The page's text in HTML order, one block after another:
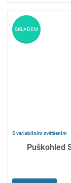
S variabilním zvětšením
Puškohled
SKLADEM